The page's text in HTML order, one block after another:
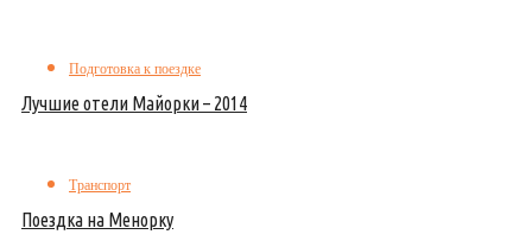
Подготовка к поездке
Лучшие отели Майорки – 2014
Транспорт
Поездка на Менорку